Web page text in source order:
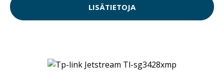
LISÄTIETOJA